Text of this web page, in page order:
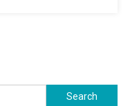
Search for: